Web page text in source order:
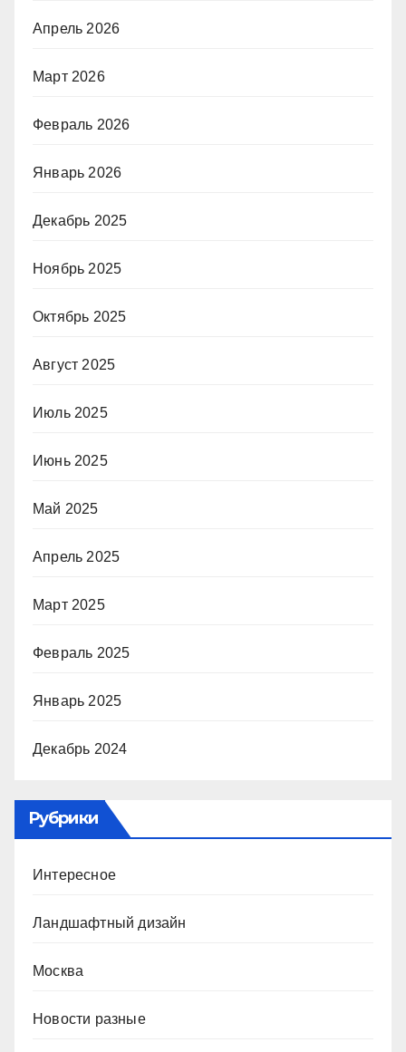
Апрель 2026
Март 2026
Февраль 2026
Январь 2026
Декабрь 2025
Ноябрь 2025
Октябрь 2025
Август 2025
Июль 2025
Июнь 2025
Май 2025
Апрель 2025
Март 2025
Февраль 2025
Январь 2025
Декабрь 2024
Рубрики
Интересное
Ландшафтный дизайн
Москва
Новости разные